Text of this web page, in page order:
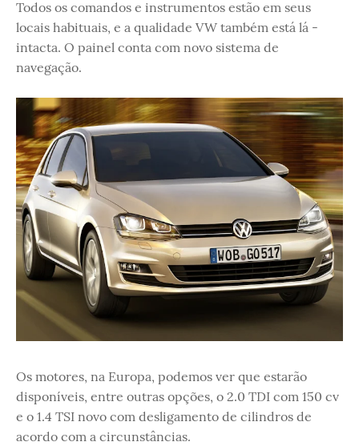
Todos os comandos e instrumentos estão em seus
locais habituais, e a qualidade VW também está lá -
intacta. O painel conta com novo sistema de
navegação.
Os motores, na Europa, podemos ver que estarão
disponíveis, entre outras opções, o 2.0 TDI com 150 cv
e o 1.4 TSI novo com desligamento de cilindros de
acordo com a circunstâncias.